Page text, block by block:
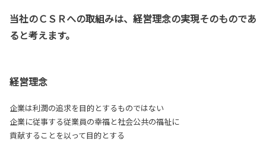
当社のＣＳＲへの取組みは、経営理念の実現そのものであ
ると考えます。
経営理念
企業は利潤の追求を目的とするものではない
企業に従事する従業員の幸福と社会公共の福祉に
貢献することを以って目的とする